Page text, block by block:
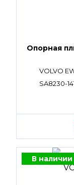
Опорная
VOLVO
SA8230-
В наличии